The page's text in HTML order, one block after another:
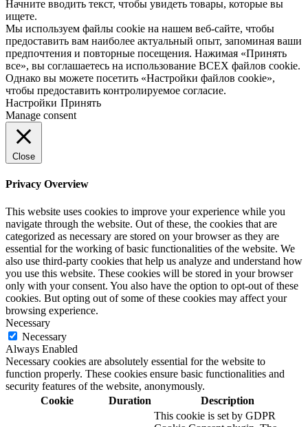
Начните вводить текст, чтобы увидеть товары, которые вы
ищете.
Мы используем файлы cookie на нашем веб-сайте, чтобы
предоставить вам наиболее актуальный опыт, запоминая ваши
предпочтения и повторные посещения. Нажимая «Принять
все», вы соглашаетесь на использование ВСЕХ файлов cookie.
Однако вы можете посетить «Настройки файлов cookie»,
чтобы предоставить контролируемое согласие.
Настройки Принять
Manage consent
Close
Privacy Overview
This website uses cookies to improve your experience while you
navigate through the website. Out of these, the cookies that are
categorized as necessary are stored on your browser as they are
essential for the working of basic functionalities of the website. We
also use third-party cookies that help us analyze and understand how
you use this website. These cookies will be stored in your browser
only with your consent. You also have the option to opt-out of these
cookies. But opting out of some of these cookies may affect your
browsing experience.
Necessary
Necessary
Always Enabled
Necessary cookies are absolutely essential for the website to
function properly. These cookies ensure basic functionalities and
security features of the website, anonymously.
Cookie
Duration Description
This cookie is set by GDPR